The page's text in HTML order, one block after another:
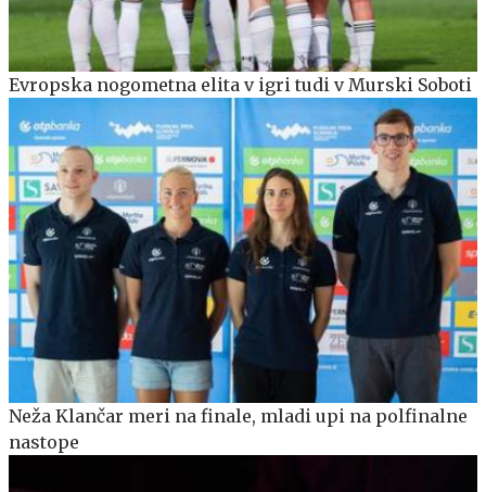
Evropska nogometna elita v igri tudi v Murski Soboti
Neža Klančar meri na finale, mladi upi na polfinalne
nastope